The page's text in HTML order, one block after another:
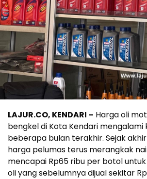
LAJUR.CO, KENDARI – Harga oli
bengkel di Kota Kendari mengalami
beberapa bulan terakhir. Sejak
harga pelumas terus merangkak
mencapai Rp65 ribu per botol
oli yang sebelumnya dijual sekitar